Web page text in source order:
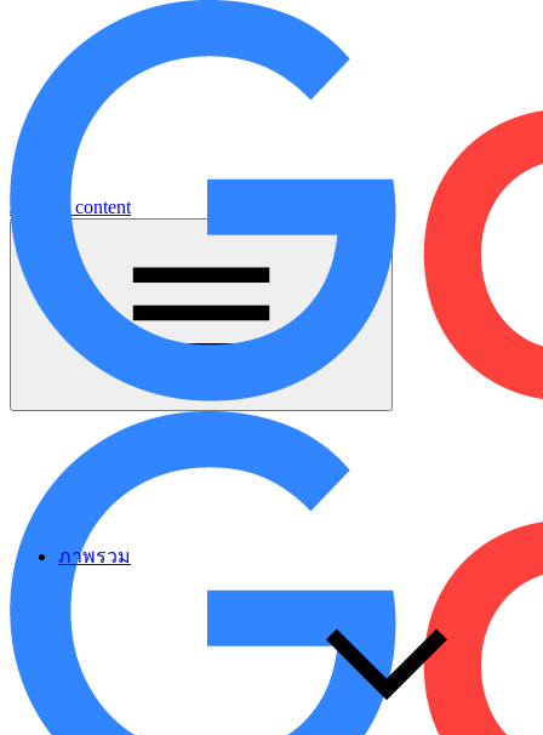
Jump to content
ภาพรวม